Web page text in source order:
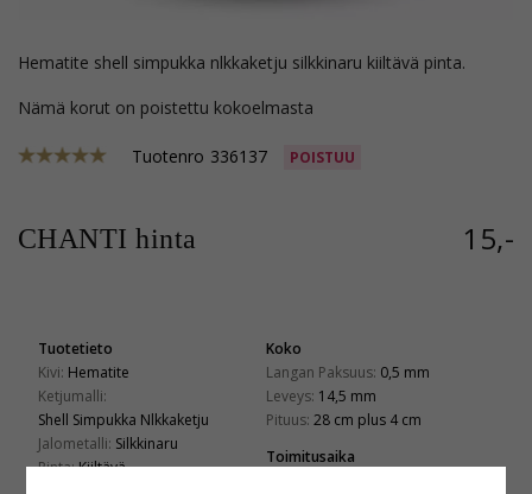
hematite shell simpukka nlkkaketju silkkinaru kiiltävä pinta.
Nämä korut on poistettu kokoelmasta
Tuotenro 336137 POISTUU
CHANTI hinta 15,-
Tuotetieto
Kivi: Hematite
Ketjumalli:
Shell Simpukka Nlkkaketju
Jalometalli: Silkkinaru
Pinta:Kiiltävä
Koko
Langan Paksuus: 0,5 mm
Leveys: 14,5 mm
Pituus: 28 cm plus 4 cm
Toimitusaika